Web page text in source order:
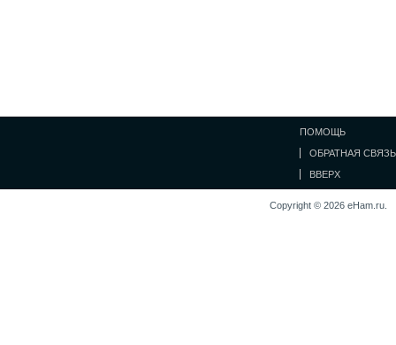
ПОМОЩЬ
ОБРАТНАЯ СВЯЗЬ
ВВЕРХ
Copyright © 2026 eHam.ru.